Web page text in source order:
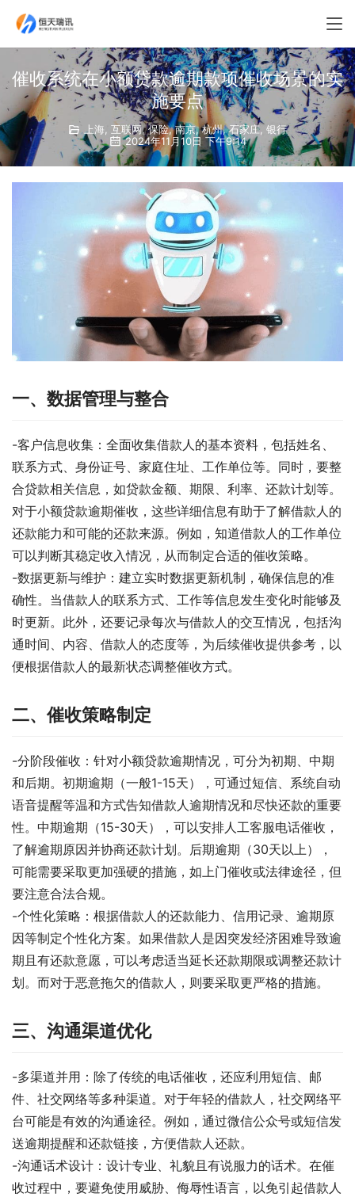
催收系统在小额贷款逾期款项催收场景的实
施要点
上海 互联网,保险,南京,杭州,石家庄,银行
2024年11月10日 下午9:14
一、数据管理与整合
-客户信息收集：全面收集借款人的基本资料，包括姓名、
联系方式、身份证号、家庭住址、工作单位等。同时，要整
合贷款相关信息，如贷款金额、期限、利率、还款计划等。
对于小额贷款逾期催收，这些详细信息有助于了解借款人的
还款能力和可能的还款来源。例如，知道借款人的工作单位
可以判断其稳定收入情况，从而制定合适的催收策略。
-数据更新与维护：建立实时数据更新机制，确保信息的准
确性。当借款人的联系方式、工作等信息发生变化时能够及
时更新。此外，还要记录每次与借款人的交互情况，包括沟
通时间、内容、借款人的态度等，为后续催收提供参考，以
便根据借款人的最新状态调整催收方式。
二、催收策略制定
-分阶段催收：针对小额贷款逾期情况，可分为初期、中期
和后期。初期逾期（一般1-15天），可通过短信、系统自动
语音提醒等温和方式告知借款人逾期情况和尽快还款的重要
性。中期逾期（15-30天），可以安排人工客服电话催收，
了解逾期原因并协商还款计划。后期逾期（30天以上），
可能需要采取更加强硬的措施，如上门催收或法律途径，但
要注意合法合规。
-个性化策略：根据借款人的还款能力、信用记录、逾期原
因等制定个性化方案。如果借款人是因突发经济困难导致逾
期且有还款意愿，可以考虑适当延长还款期限或调整还款计
划。而对于恶意拖欠的借款人，则要采取更严格的措施。
三、沟通渠道优化
-多渠道并用：除了传统的电话催收，还应利用短信、邮
件、社交网络等多种渠道。对于年轻的借款人，社交网络平
台可能是有效的沟通途径。例如，通过微信公众号或短信发
送逾期提醒和还款链接，方便借款人还款。
-沟通话术设计：设计专业、礼貌且有说服力的话术。在催
收过程中，要避免使用威胁、侮辱性语言，以免引起借款人